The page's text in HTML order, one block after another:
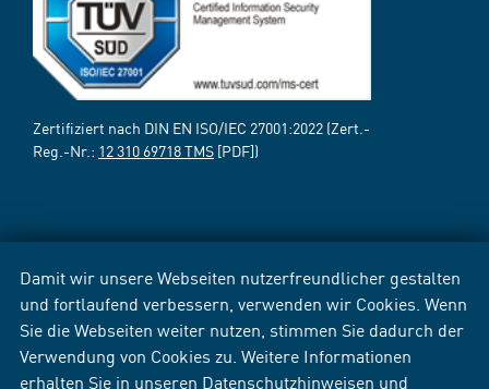
Damit wir unsere Webseiten nutzerfreundlicher gestalten
und fortlaufend verbessern, verwenden wir Cookies. Wenn
Sie die Webseiten weiter nutzen, stimmen Sie dadurch der
Verwendung von Cookies zu. Weitere Informationen
erhalten Sie in unseren Datenschutzhinweisen und
Zertifiziert nach DIN EN ISO/IEC 27001:2022 (Zert.-
Reg.-Nr.: 12 310 69718 TMS [PDF])